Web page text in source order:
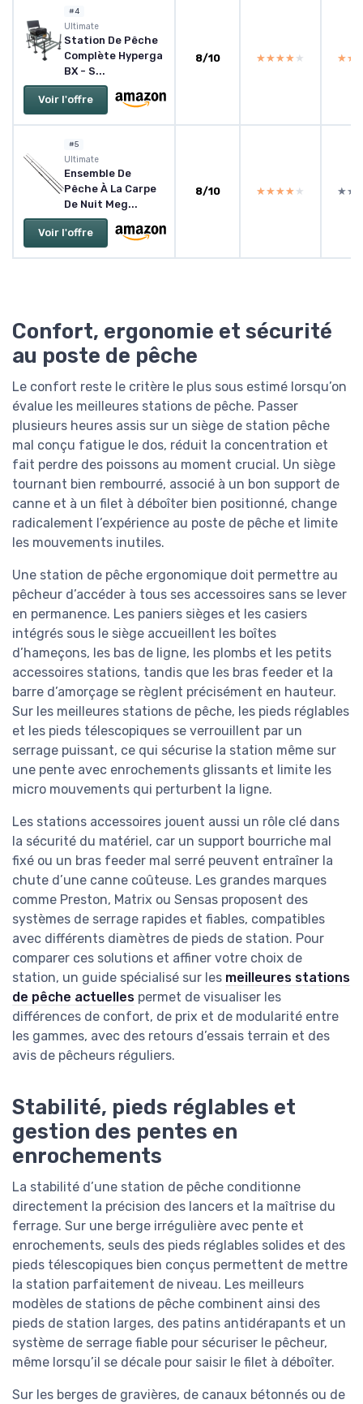
#4
Ultimate
Station De Pêche
Complète Hyperga
BX - S...
Voir l'offre
8/10 ★★★★★
★★★★★
#5
‎Ultimate
Ensemble De
Pêche À La Carpe
De Nuit Meg...
Voir l'offre
8/10 ★★★★★
★★★★★
Confort, ergonomie et sécurité
au poste de pêche
Le confort reste le critère le plus sous estimé lorsqu’on
évalue les meilleures stations de pêche. Passer
plusieurs heures assis sur un siège de station pêche
mal conçu fatigue le dos, réduit la concentration et
fait perdre des poissons au moment crucial. Un siège
tournant bien rembourré, associé à un bon support de
canne et à un filet à déboîter bien positionné, change
radicalement l’expérience au poste de pêche et limite
les mouvements inutiles.
Une station de pêche ergonomique doit permettre au
pêcheur d’accéder à tous ses accessoires sans se lever
en permanence. Les paniers sièges et les casiers
intégrés sous le siège accueillent les boîtes
d’hameçons, les bas de ligne, les plombs et les petits
accessoires stations, tandis que les bras feeder et la
barre d’amorçage se règlent précisément en hauteur.
Sur les meilleures stations de pêche, les pieds réglables
et les pieds télescopiques se verrouillent par un
serrage puissant, ce qui sécurise la station même sur
une pente avec enrochements glissants et limite les
micro mouvements qui perturbent la ligne.
Les stations accessoires jouent aussi un rôle clé dans
la sécurité du matériel, car un support bourriche mal
fixé ou un bras feeder mal serré peuvent entraîner la
chute d’une canne coûteuse. Les grandes marques
comme Preston, Matrix ou Sensas proposent des
systèmes de serrage rapides et fiables, compatibles
avec différents diamètres de pieds de station. Pour
comparer ces solutions et affiner votre choix de
station, un guide spécialisé sur les meilleures stations
de pêche actuelles permet de visualiser les
différences de confort, de prix et de modularité entre
les gammes, avec des retours d’essais terrain et des
avis de pêcheurs réguliers.
Stabilité, pieds réglables et
gestion des pentes en
enrochements
La stabilité d’une station de pêche conditionne
directement la précision des lancers et la maîtrise du
ferrage. Sur une berge irrégulière avec pente et
enrochements, seuls des pieds réglables solides et des
pieds télescopiques bien conçus permettent de mettre
la station parfaitement de niveau. Les meilleurs
modèles de stations de pêche combinent ainsi des
pieds de station larges, des patins antidérapants et un
système de serrage fiable pour sécuriser le pêcheur,
même lorsqu’il se décale pour saisir le filet à déboîter.
Sur les berges de gravières, de canaux bétonnés ou de